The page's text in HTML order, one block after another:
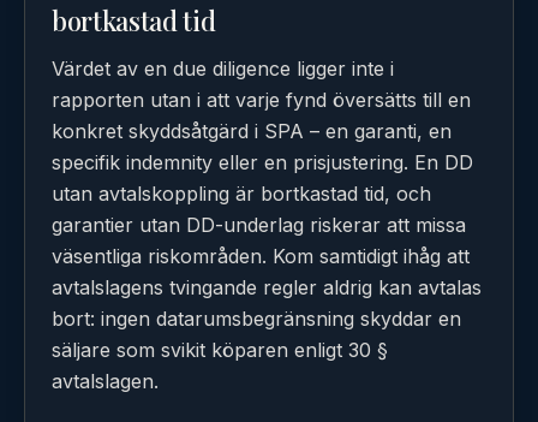
bortkastad tid
Värdet av en due diligence ligger inte i
rapporten utan i att varje fynd översätts till en
konkret skyddsåtgärd i SPA – en garanti, en
specifik indemnity eller en prisjustering. En DD
utan avtalskoppling är bortkastad tid, och
garantier utan DD-underlag riskerar att missa
väsentliga riskområden. Kom samtidigt ihåg att
avtalslagens tvingande regler aldrig kan avtalas
bort: ingen datarumsbegränsning skyddar en
säljare som svikit köparen enligt 30 §
avtalslagen.